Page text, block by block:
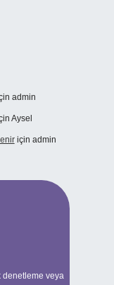
admin
Aysel
için admin
denetleme veya